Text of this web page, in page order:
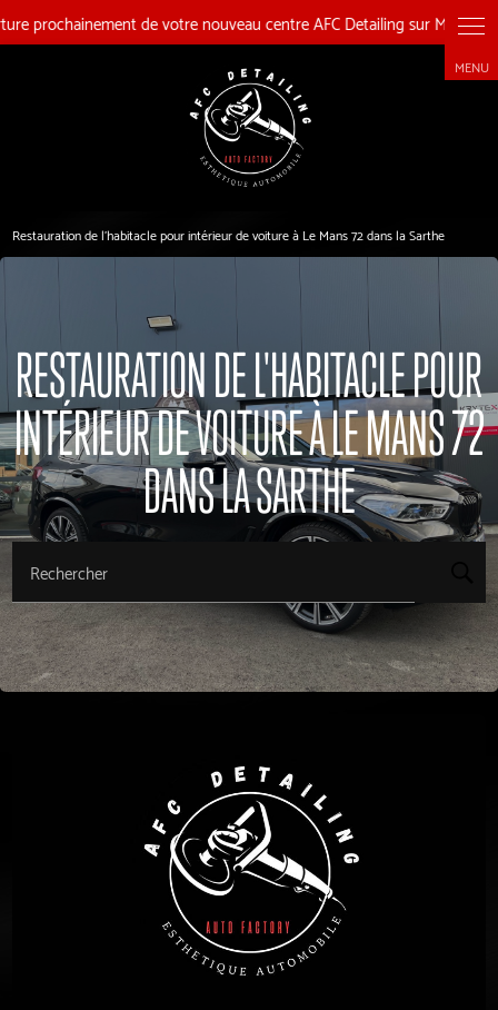
Restauration de l'habitacle pour intérieur de voiture à Le Mans 72 dans la Sarthe
RESTAURATION DE L'HABITACLE POUR
INTÉRIEUR DE VOITURE À LE MANS 72
DANS LA SARTHE
Rechercher
Panneau de gestion des cookies